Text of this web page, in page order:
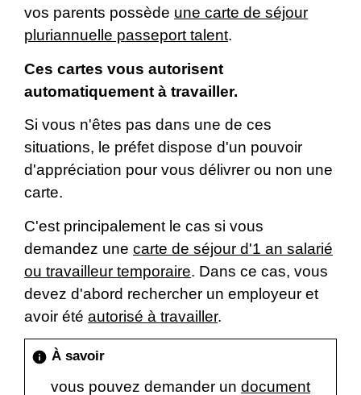
vos parents possède une carte de séjour
pluriannuelle passeport talent.
Ces cartes vous autorisent
automatiquement à travailler.
Si vous n'êtes pas dans une de ces
situations, le préfet dispose d'un pouvoir
d'appréciation pour vous délivrer ou non une
carte.
C'est principalement le cas si vous
demandez une carte de séjour d'1 an salarié
ou travailleur temporaire. Dans ce cas, vous
devez d'abord rechercher un employeur et
avoir été autorisé à travailler.
info À savoir
vous pouvez demander un document